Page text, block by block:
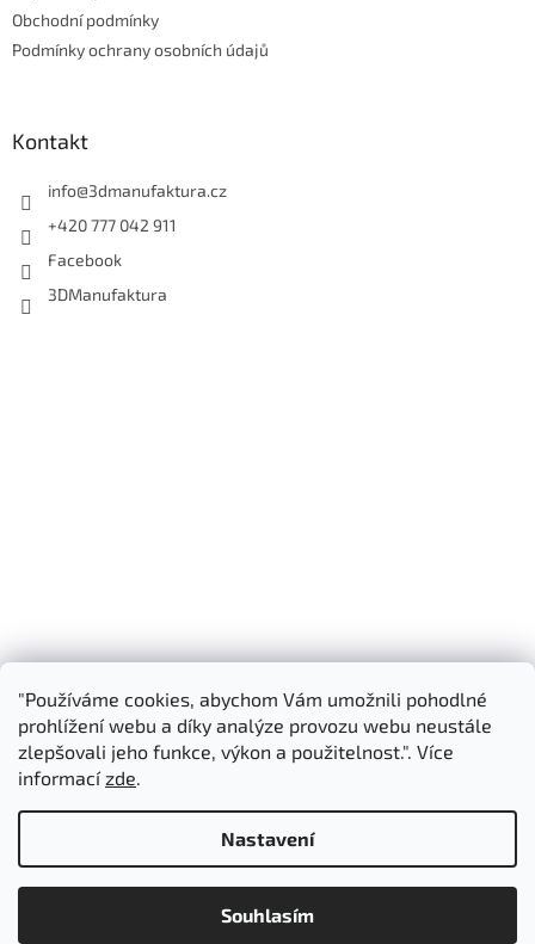
"Používáme cookies, abychom Vám umožnili pohodlné
prohlížení webu a díky analýze provozu webu neustále
zlepšovali jeho funkce, výkon a použitelnost.". Více
informacízde.
Nastavení
Souhlasím
Obchodní podmínky
Podmínky ochrany osobních údajů
Kontakt
info@3dmanufaktura.cz
+420 777 042 911
Facebook
3DManufaktura
Shoptet.cz 3D Manufaktura s.r.o.
Upravit nastavení cookies